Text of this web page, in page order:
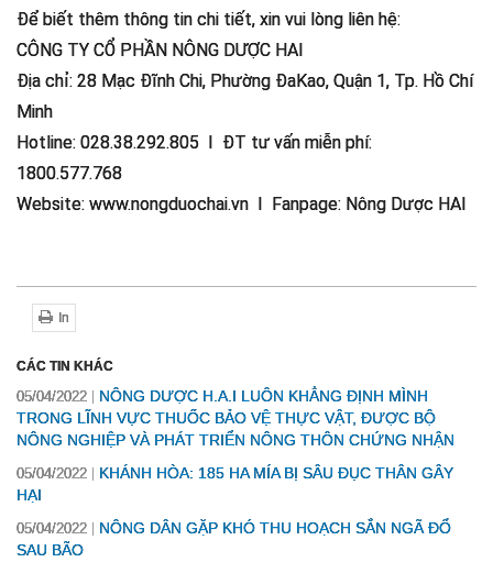
Để biết thêm thông tin chi tiết, xin vui lòng liên hệ:
CÔNG TY CỔ PHẦN NÔNG DƯỢC HAI
Địa chỉ: 28 Mạc Đĩnh Chi, Phường ĐaKao, Quận 1, Tp. Hồ Chí
Minh
Hotline: 028.38.292.805 I ĐT tư vấn miễn phí:
1800.577.768
Website: www.nongduochai.vn I Fanpage: Nông Dược HAI
In
CÁC TIN KHÁC
05/04/2022
NÔNG DƯỢC H.A.I LUÔN KHẲNG ĐỊNH MÌNH
TRONG LĨNH VỰC THUỐC BẢO VỆ THỰC VẬT, ĐƯỢC BỘ
NÔNG NGHIỆP VÀ PHÁT TRIỂN NÔNG THÔN CHỨNG NHẬN
05/04/2022
KHÁNH HÒA: 185 HA MÍA BỊ SÂU ĐỤC THÂN GÂY
HẠI
05/04/2022
NÔNG DÂN GẶP KHÓ THU HOẠCH SẮN NGÃ ĐỔ
SAU BÃO